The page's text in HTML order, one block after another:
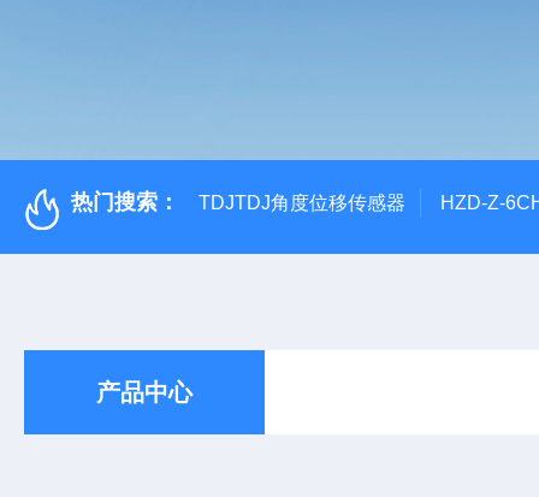
热门搜索： TDJTDJ角度位移传感器 HZD-Z-
产品中心